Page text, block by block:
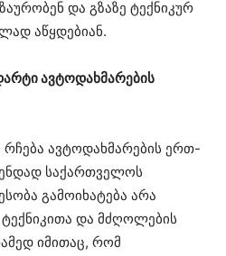
და გზაზე ტექნიკურ
აწყდებიან.
ავტოდახმარების
რჩება ავტოდახმარების ერთ-
საქართველოს
გამოიხატება არა
და მძღოლების
იმითაც, რომ